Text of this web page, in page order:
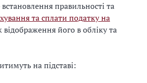
правильності та
та сплати податку на
відображення його в обліку та
на підставі: